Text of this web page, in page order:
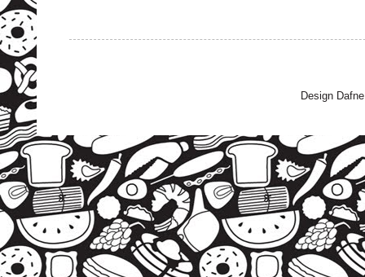
Design